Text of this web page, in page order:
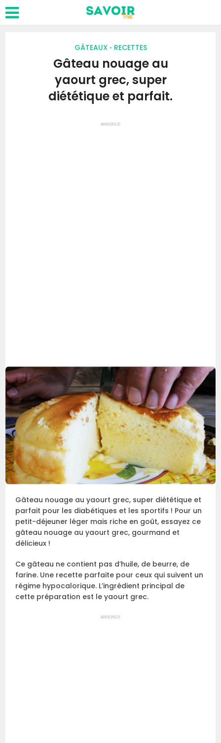
GÂTEAUX • RECETTES
Gâteau nouage au
yaourt grec, super
diététique et parfait.
ANNONCE
Gâteau nouage au yaourt grec, super diététique et
parfait pour les diabétiques et les sportifs ! Pour un
petit-déjeuner léger mais riche en goût, essayez ce
gâteau nouage au yaourt grec, gourmand et
délicieux !
Ce gâteau ne contient pas d’huile, de beurre, de
farine. Une recette parfaite pour ceux qui suivent un
régime hypocalorique. L’ingrédient principal de
cette préparation est le yaourt grec.
ANNONCE